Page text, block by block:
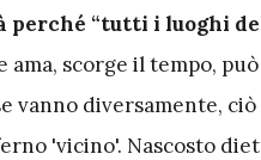
perché “tutti i luoghi
ama, scorge il tempo,
vanno diversamente, ciò
'vicino'. Nascosto